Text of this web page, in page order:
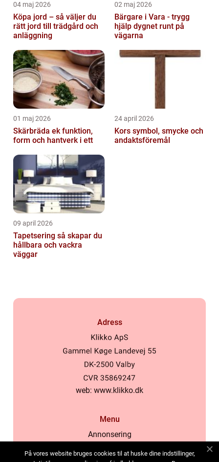
04 maj 2026
Köpa jord – så väljer du
rätt jord till trädgård och
anläggning
02 maj 2026
Bärgare i Vara - trygg
hjälp dygnet runt på
vägarna
01 maj 2026
Skärbräda ek funktion,
form och hantverk i ett
24 april 2026
Kors symbol, smycke och
andaktsföremål
09 april 2026
Tapetsering så skapar du
hållbara och vackra
väggar
Adress
web: www.klikko.dk
Menu
Annonsering
På vores website bruges cookies til at huske dine indstillinger,